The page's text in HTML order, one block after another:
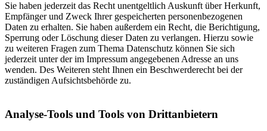
Sie haben jederzeit das Recht unentgeltlich Auskunft über Herkunft,
Empfänger und Zweck Ihrer gespeicherten personenbezogenen
Daten zu erhalten. Sie haben außerdem ein Recht, die Berichtigung,
Sperrung oder Löschung dieser Daten zu verlangen. Hierzu sowie
zu weiteren Fragen zum Thema Datenschutz können Sie sich
jederzeit unter der im Impressum angegebenen Adresse an uns
wenden. Des Weiteren steht Ihnen ein Beschwerderecht bei der
zuständigen Aufsichtsbehörde zu.
Analyse-Tools und Tools von Drittanbietern